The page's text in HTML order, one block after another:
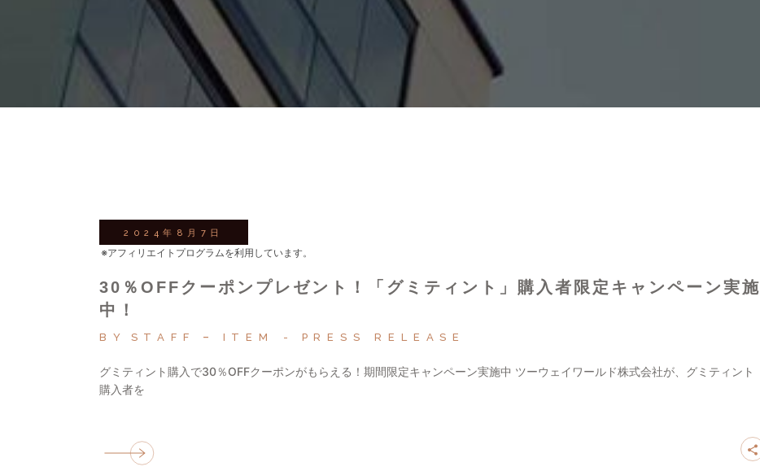
2024年8月7日
30％OFFクーポンプレゼント！「グミティント」購入者限定キャンペーン実施
中！
BY STAFF ITEM PRESS RELEASE
グミティント購入で30％OFFクーポンがもらえる！期間限定キャンペーン実施中 ツーウェイワールド株式会社が、グミティント
購入者を
※アフィリエイトプログラムを利用しています。